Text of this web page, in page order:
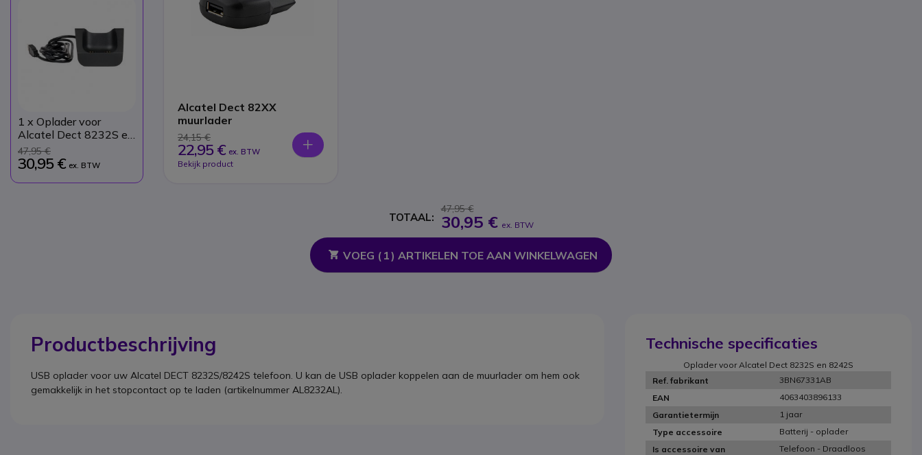
1 x Oplader voor
Alcatel Dect 8232S en
8242S
47,95 €
30,95 € ex. BTW
Alcatel Dect 82XX
muurlader
24,15 €
22,95 € ex. BTW
Bekijk product
TOTAAL:
47,95 €
30,95 € ex. BTW
VOEG ( 1) ARTIKELEN TOE AAN WINKELWAGEN
Productbeschrijving
USB oplader voor uw Alcatel DECT 8232S/8242S telefoon. U kan de USB oplader koppelen aan de muurlader om hem ook
gemakkelijk in het stopcontact op te laden (artikelnummer AL8232AL).
Technische specificaties
Oplader voor Alcatel Dect 8232S en 8242S
Ref. fabrikant
3BN67331AB
EAN
4063403896133
Garantietermijn
1 jaar
Type accessoire
Batterij - oplader
Is accessoire van
Telefoon - Draadloos